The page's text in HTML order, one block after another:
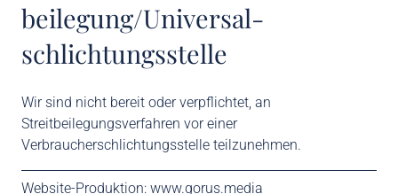
beilegung/Universal­
schlichtungs­stelle
Wir sind nicht bereit oder verpflichtet, an
Streitbeilegungsverfahren vor einer
Verbraucherschlichtungsstelle teilzunehmen.
Website-Produktion: www.gorus.media